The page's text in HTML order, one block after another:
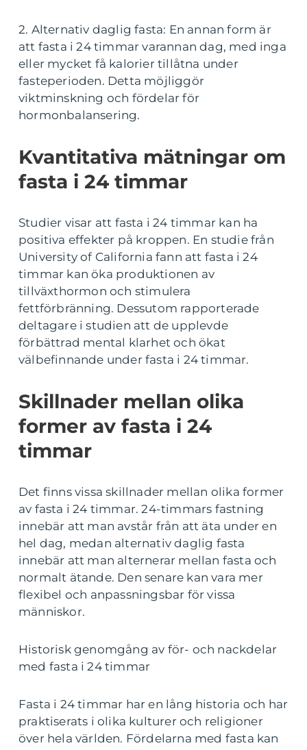
2. Alternativ daglig fasta: En annan form är
att fasta i 24 timmar varannan dag, med inga
eller mycket få kalorier tillåtna under
fasteperioden. Detta möjliggör
viktminskning och fördelar för
hormonbalansering.
Kvantitativa mätningar om
fasta i 24 timmar
Studier visar att fasta i 24 timmar kan ha
positiva effekter på kroppen. En studie från
University of California fann att fasta i 24
timmar kan öka produktionen av
tillväxthormon och stimulera
fettförbränning. Dessutom rapporterade
deltagare i studien att de upplevde
förbättrad mental klarhet och ökat
välbefinnande under fasta i 24 timmar.
Skillnader mellan olika
former av fasta i 24
timmar
Det finns vissa skillnader mellan olika former
av fasta i 24 timmar. 24-timmars fastning
innebär att man avstår från att äta under en
hel dag, medan alternativ daglig fasta
innebär att man alternerar mellan fasta och
normalt ätande. Den senare kan vara mer
flexibel och anpassningsbar för vissa
människor.
Historisk genomgång av för- och nackdelar
med fasta i 24 timmar
Fasta i 24 timmar har en lång historia och har
praktiserats i olika kulturer och religioner
över hela världen. Fördelarna med fasta kan